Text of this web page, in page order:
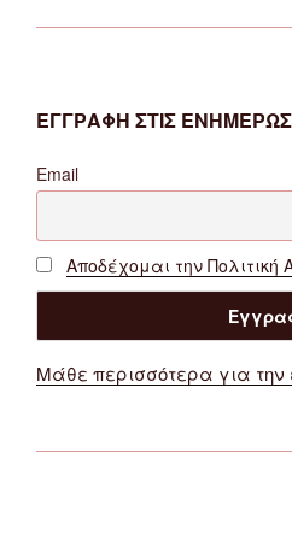
ΕΓΓΡΑΦΗ ΣΤΙΣ
Email
Αποδέχομαι την Πολιτική
Μάθε περισσότερα για